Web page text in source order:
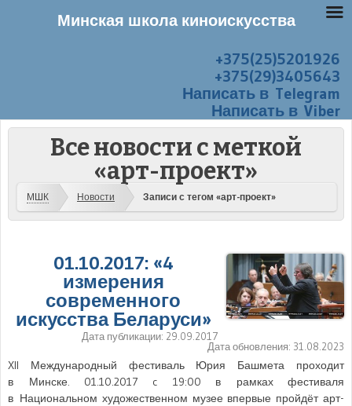
+375(25)5201926
+375(29)3405643
Написать в Telegram
Написать в Viber
Все новости с меткой
«арт-проект»
МШК Новости Записи с тегом «арт-проект»
01.10.2017: «4
измерения
современного
искусства Беларуси»
Дата публикации: 29.09.2017
Дата обновления: 31.08.2023
XII Международный фестиваль Юрия Башмета проходит
в Минске. 01.10.2017 c 19:00 в рамках фестиваля
в Национальном художественном музее впервые пройдёт арт-
Минская школа киноискусства